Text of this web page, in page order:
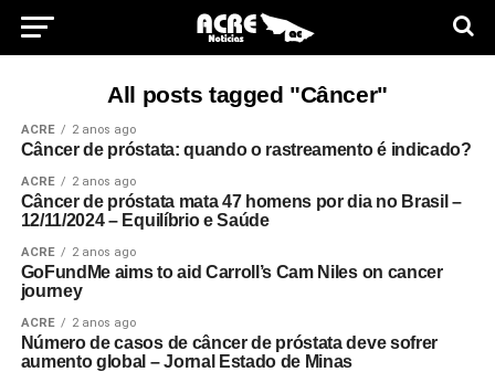
All posts tagged "Câncer"
ACRE 2 anos ago
Câncer de próstata: quando o rastreamento é indicado?
ACRE 2 anos ago
Câncer de próstata mata 47 homens por dia no Brasil –
12/11/2024 – Equilíbrio e Saúde
ACRE 2 anos ago
GoFundMe aims to aid Carroll’s Cam Niles on cancer
journey
ACRE 2 anos ago
Número de casos de câncer de próstata deve sofrer
aumento global – Jornal Estado de Minas